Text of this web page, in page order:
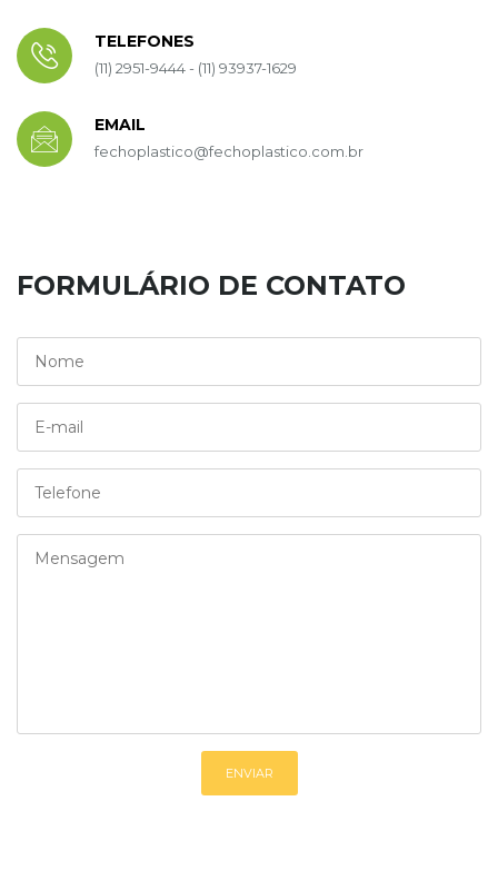
TELEFONES
(11) 2951-9444 - (11) 93937-1629
EMAIL
fechoplastico@fechoplastico.com.br
FORMULÁRIO DE CONTATO